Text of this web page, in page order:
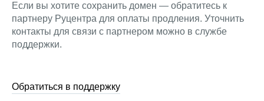
Если вы хотите сохранить домен — обратитесь к
партнеру Руцентра для оплаты продления. Уточнить
контакты для связи с партнером можно в службе
поддержки.
Обратиться в поддержку